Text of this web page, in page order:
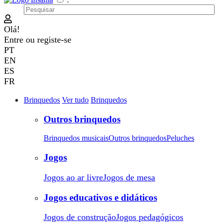
Olá!
Entre ou registe-se
PT
EN
ES
FR
Brinquedos Ver tudo Brinquedos
Outros brinquedos
Brinquedos musicaisOutros brinquedosPeluches
Jogos
Jogos ao ar livreJogos de mesa
Jogos educativos e didáticos
Jogos de construçãoJogos pedagógicos